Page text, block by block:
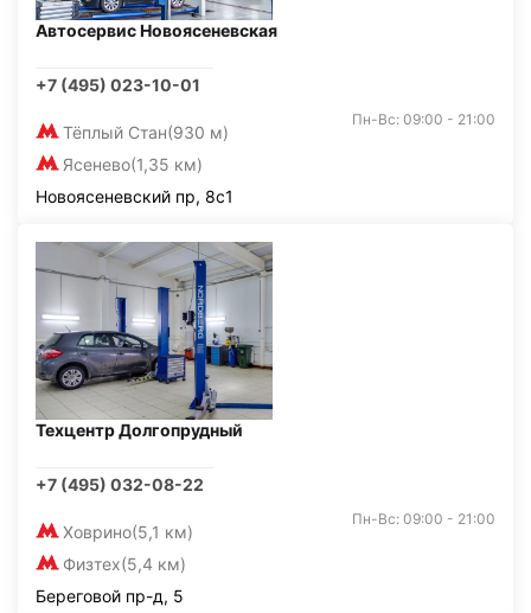
Автосервис Новоясеневская
+7 (495) 023-10-01
Тёплый Стан(930 м)
Ясенево(1,35 км)
Пн-Вс: 09:00 - 21:00
Новоясеневский пр, 8с1
Техцентр Долгопрудный
+7 (495) 032-08-22
Ховрино(5,1 км)
Физтех(5,4 км)
Пн-Вс: 09:00 - 21:00
Береговой пр-д, 5